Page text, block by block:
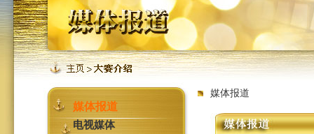
媒体报道
电视媒体
媒体报道